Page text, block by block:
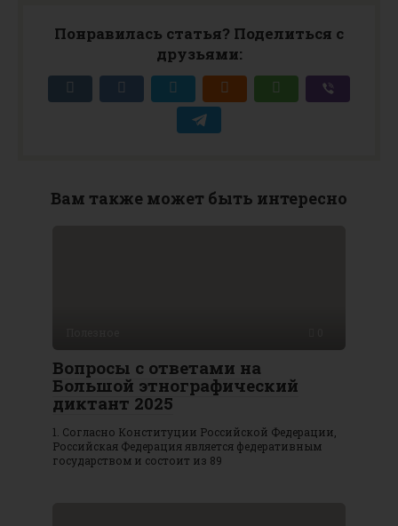
Понравилась статья? Поделиться с
друзьями:
Вам также может быть интересно
Вопросы с ответами на
Большой этнографический
диктант 2025
1. Согласно Конституции Российской Федерации,
Российская Федерация является федеративным
государством и состоит из 89